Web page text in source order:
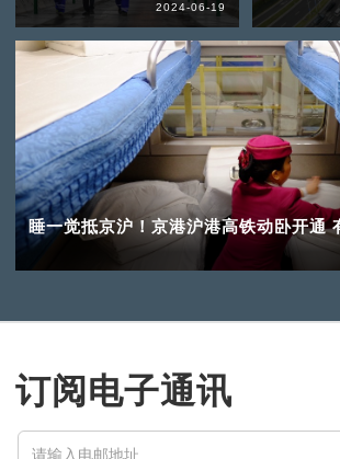
2024-06-19
睡一觉抵京沪！京港沪港高铁动卧开通
订阅电子通讯